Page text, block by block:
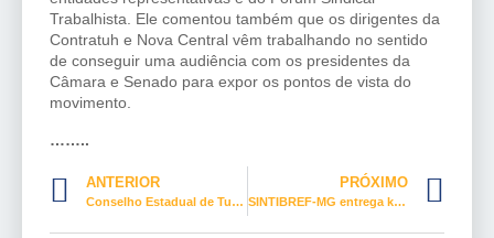
Trabalhista. Ele comentou também que os dirigentes da
Contratuh e Nova Central vêm trabalhando no sentido
de conseguir uma audiência com os presidentes da
Câmara e Senado para expor os pontos de vista do
movimento.
……..
ANTERIOR
Conselho Estadual de Turismo de Minas Gerais tomou posse em BH
PRÓXIMO
SINTIBREF-MG entrega kit natalidade para mãe de gêmeos